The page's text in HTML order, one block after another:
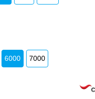
6000 7000